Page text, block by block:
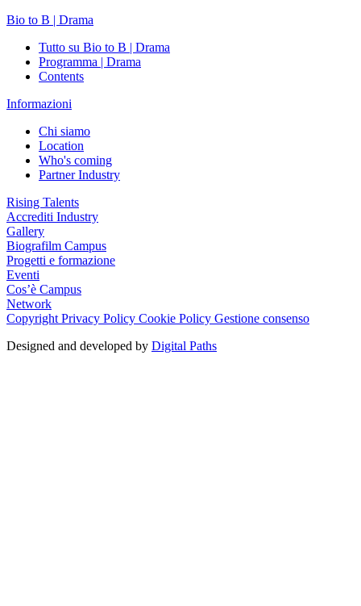
Bio to B | Drama
Tutto su Bio to B | Drama
Programma | Drama
Contents
Informazioni
Chi siamo
Location
Who's coming
Partner Industry
Rising Talents
Accrediti Industry
Gallery
Biografilm Campus
Progetti e formazione
Eventi
Cos’è Campus
Network
Copyright Privacy Policy Cookie Policy Gestione consenso
Designed and developed by Digital Paths